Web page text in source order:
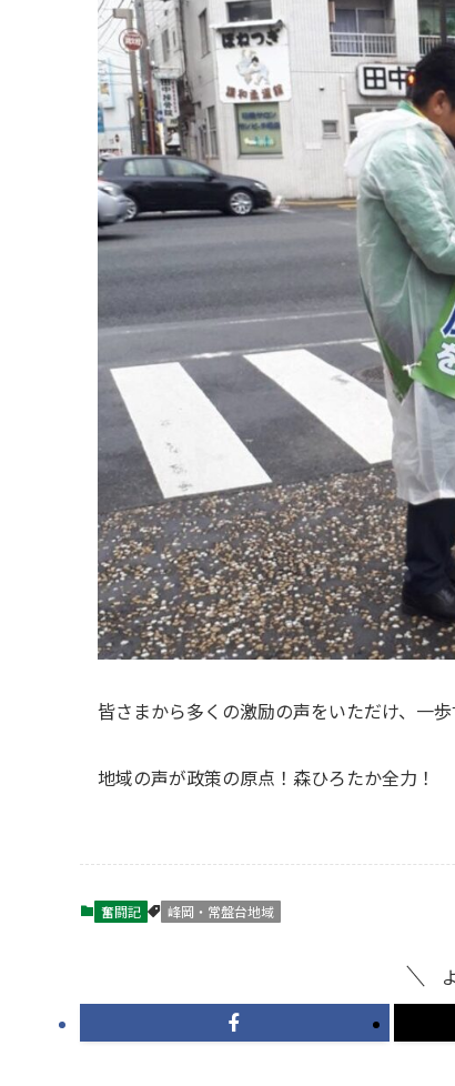
皆さまから多くの激励の声をいただけ、一
地域の声が政策の原点！森ひろたか全力！
奮闘記 峰岡・常盤台地域